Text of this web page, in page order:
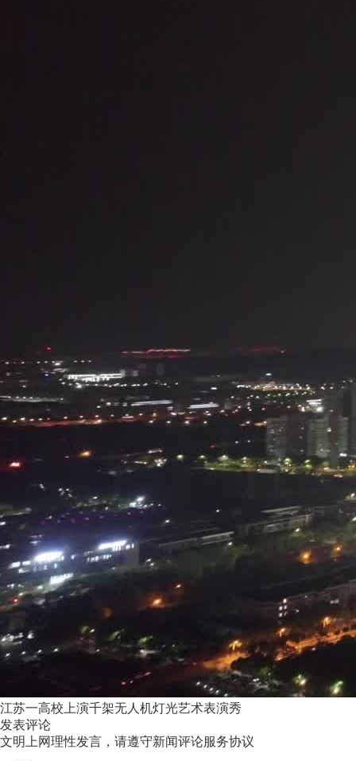
江苏一高校上演千架无人机灯光艺术表演秀
发表评论
文明上网理性发言，请遵守新闻评论服务协议